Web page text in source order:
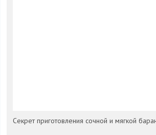
Секрет приготовления сочной и мягкой